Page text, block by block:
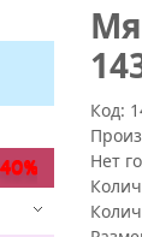
Код:
Нет